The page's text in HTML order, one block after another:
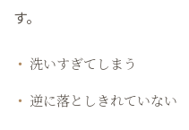
す。
洗いすぎてしまう
逆に落としきれていない